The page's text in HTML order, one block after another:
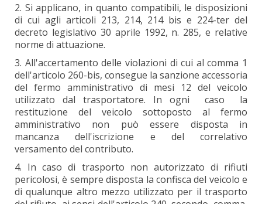
2. Si applicano, in quanto compatibili, le disposizioni
di cui agli articoli 213, 214, 214 bis e 224-ter del
decreto legislativo 30 aprile 1992, n. 285, e relative
norme di attuazione.
3. All'accertamento delle violazioni di cui al comma 1
dell'articolo 260-bis, consegue la sanzione accessoria
del fermo amministrativo di mesi 12 del veicolo
utilizzato dal trasportatore. In ogni caso la
restituzione del veicolo sottoposto al fermo
amministrativo non può essere disposta in
mancanza dell'iscrizione e del correlativo
versamento del contributo.
4. In caso di trasporto non autorizzato di rifiuti
pericolosi, è sempre disposta la confisca del veicolo e
di qualunque altro mezzo utilizzato per il trasporto